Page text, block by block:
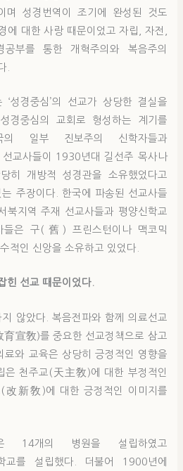
며 성경번역이 조기에 완성된 것도
에 대한 사랑 때문이었고 자립, 자전,
부를 통한 개혁주의와 복음주의
.
‘성경중심’의 선교가 상당한 결실을
경중심의 교회로 형성하는 계기를
의 일부 진보주의 신학자들과
교사들이 1930년대 길선주 목사나
히 개방적 성경관을 소유했었다고
주장이다. 한국에 파송된 선교사들
북지역 주재 선교사들과 평양신학교
들은 구(舊) 프린스턴이나 맥코믹
적인 신앙을 소유하고 있었다.
힌 선교 때문이었다.
않았다. 복음전파와 함께 의료선교
宣敎)를 중요한 선교정책으로 삼고
료와 교육은 상당히 긍정적인 영향을
은 천주교(天主敎)에 대한 부정적인
(改新敎)에 대한 긍정적인 이미지를
14개의 병원을 설립하였고
교를 설립했다. 더불어 1900년에